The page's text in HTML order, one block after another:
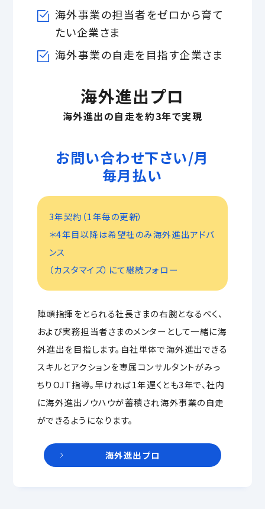
海外事業の担当者をゼロから育て
たい企業さま
海外事業の自走を目指す企業さま
海外進出プロ
海外進出の自走を約3年で実現
お問い合わせ下さい/月
毎月払い
3年契約（1年毎の更新）
＊4年目以降は希望社のみ海外進出アドバ
ンス
（カスタマイズ）にて継続フォロー
陣頭指揮をとられる社長さまの右腕となるべく、
および実務担当者さまのメンターとして一緒に海
外進出を目指します。自社単体で海外進出できる
スキルとアクションを専属コンサルタントがみっ
ちりOJT指導。早ければ1年遅くとも3年で、社内
に海外進出ノウハウが蓄積され海外事業の自走
ができるようになります。
海外進出プロ